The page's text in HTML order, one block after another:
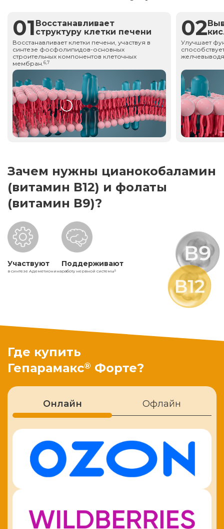
01 Восстанавливает
структуру клетки печени
Восстанавливает клетки печени, участвуя в
синтезе фосфолипидов-основных
строительных компонентов клеточных
мембран.6,7
02
Улучшает
Зачем нужны цианокобаламин
(витамин В12) и фолаты
(витамин В9)?
Участвуют
в синтезе Адеметионина
Поддерживают
работу нервной системы5
Где купить
Гепарамакс® Форте?
Онлайн Офлайн